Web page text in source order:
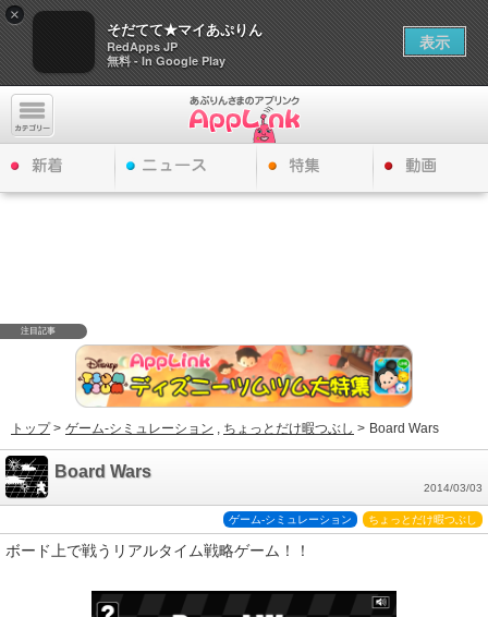
×
そだてて★マイあぷりん
RedApps JP
無料 - In Google Play
表示
注目記事
トップ> ゲーム-シミュレーション , ちょっとだけ暇つぶし > Board Wars
Board Wars
2014/03/03
ちょっとだけ暇つぶし
ゲーム-シミュレーション
ボード上で戦うリアルタイム戦略ゲーム！！